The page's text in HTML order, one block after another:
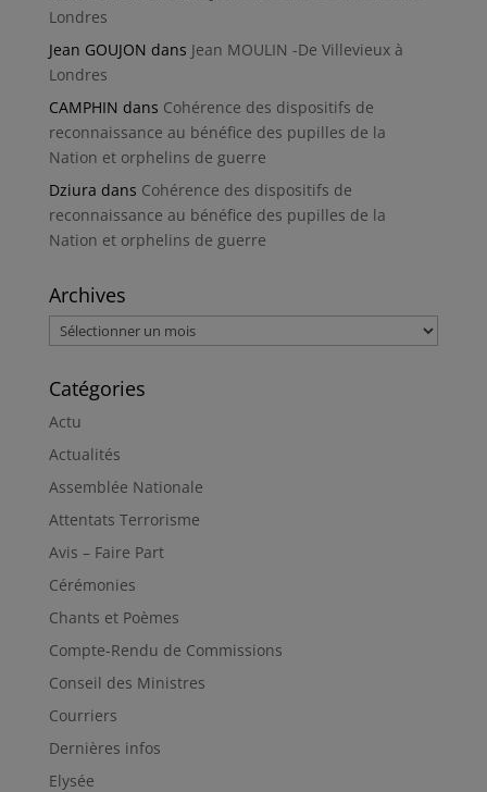
Londres
Jean GOUJON dans Jean MOULIN -De Villevieux à
Londres
CAMPHIN dans Cohérence des dispositifs de
reconnaissance au bénéfice des pupilles de la
Nation et orphelins de guerre
Dziura dans Cohérence des dispositifs de
reconnaissance au bénéfice des pupilles de la
Nation et orphelins de guerre
Archives
Archives
Catégories
Actu
Actualités
Assemblée Nationale
Attentats Terrorisme
Avis – Faire Part
Cérémonies
Chants et Poèmes
Compte-Rendu de Commissions
Conseil des Ministres
Courriers
Dernières infos
Elysée